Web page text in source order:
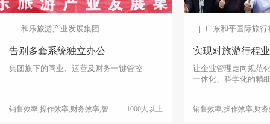
和乐旅游产业发展集团
告别多套系统独立办公
集团旗下的同业、运营及财务一键管控
销售效率,操作效率,财务效率,智能管理,数据统计,老板运营 扫码付,证件识别,电子
1000人以上
广东和平国际旅行
实现对旅游行程
让企业管理走向规范
一体化、科学化的精